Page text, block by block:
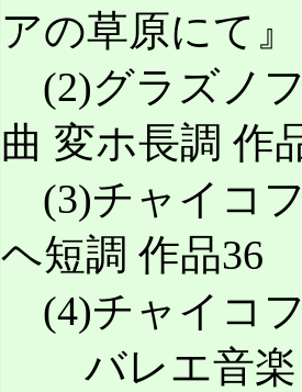
アの草原にて』
(2)グラズノ
曲 変ホ長調 作
(3)チャイコ
ヘ短調 作品36
(4)チャイコ
バレエ音楽